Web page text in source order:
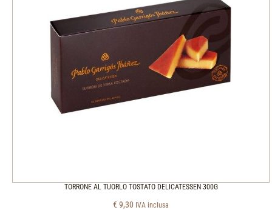
TORRONE AL TUORLO TOSTATO DELICATESSEN 300G
€ 9,30 IVA inclusa